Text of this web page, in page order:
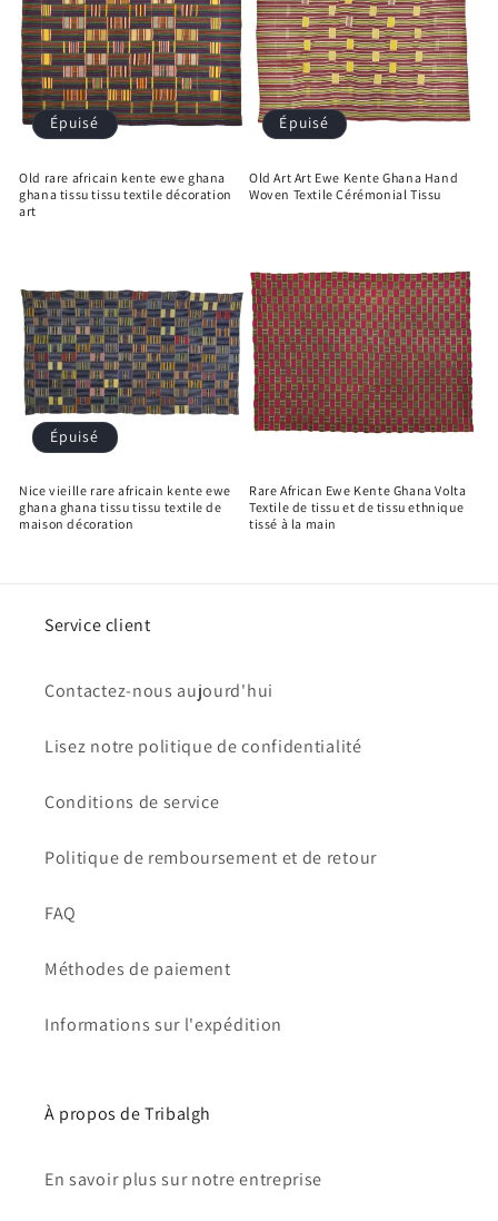
Épuisé
Old rare africain kente ewe ghana
ghana tissu tissu textile décoration
art
Épuisé
Old Art Art Ewe Kente Ghana Hand
Woven Textile Cérémonial Tissu
Épuisé
Nice vieille rare africain kente ewe
ghana ghana tissu tissu textile de
maison décoration
Rare African Ewe Kente Ghana Volta
Textile de tissu et de tissu ethnique
tissé à la main
Service client
Contactez-nous aujourd'hui
Lisez notre politique de confidentialité
Conditions de service
Politique de remboursement et de retour
FAQ
Méthodes de paiement
Informations sur l'expédition
À propos de Tribalgh
En savoir plus sur notre entreprise